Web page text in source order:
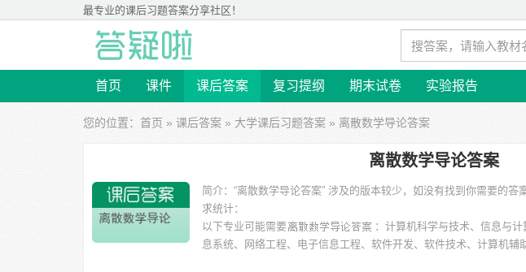
最专业的课后习题答案分享社区！
首页 课件 课后答案 复习提纲 期末试卷 实验报告
您的位置： 首页 » 课后答案 » 大学课后习题答案 » 离散数学导论答案
离散数学导论答案
简介： “离散数学导论答案” 涉及的版本较少，如没有找到你需要的答
求统计：
以下专业可能需要
：计算机科学与技术、信息与
息系统、网络工程、电子信息工程、软件开发、软件技术、计算机辅
：辽宁工程技术大学、盐城工学院、浙江大学、中